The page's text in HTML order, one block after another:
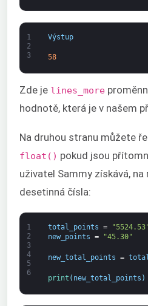
1
2
3
Výstup
58
Zde je lines_more
hodnotě, která je v našem
Na druhou stranu můžete
float() pokud jsou
uživatel Sammy získává,
desetinná čísla:
1
2
3
4
5
6
total_points =
new_points = "45.30"
new_total_points =
print ( new_total_points )